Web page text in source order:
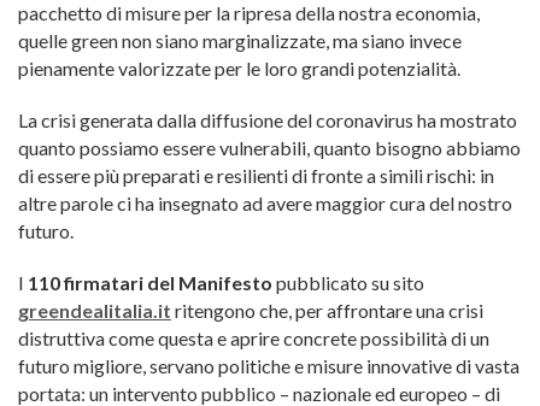
pacchetto di misure per la ripresa della nostra economia,
quelle green non siano marginalizzate, ma siano invece
pienamente valorizzate per le loro grandi potenzialità.
La crisi generata dalla diffusione del coronavirus ha mostrato
quanto possiamo essere vulnerabili, quanto bisogno abbiamo
di essere più preparati e resilienti di fronte a simili rischi: in
altre parole ci ha insegnato ad avere maggior cura del nostro
futuro.
I 110 firmatari del Manifesto pubblicato su sito
greendealitalia.it ritengono che, per affrontare una crisi
distruttiva come questa e aprire concrete possibilità di un
futuro migliore, servano politiche e misure innovative di vasta
portata: un intervento pubblico – nazionale ed europeo – di